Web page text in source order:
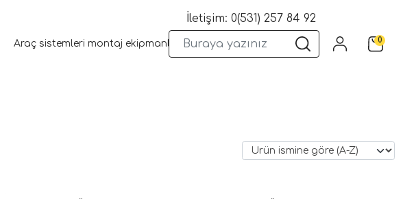
Araç sistemleri montaj ekipmanları Wifi Kameralar Yangın Sistemleri
İletişim: 0(531) 257 84 92
0